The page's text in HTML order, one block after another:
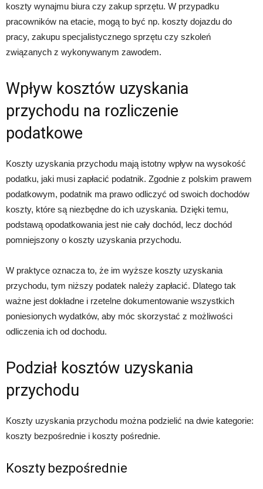
koszty wynajmu biura czy zakup sprzętu. W przypadku
pracowników na etacie, mogą to być np. koszty dojazdu do
pracy, zakupu specjalistycznego sprzętu czy szkoleń
związanych z wykonywanym zawodem.
Wpływ kosztów uzyskania
przychodu na rozliczenie
podatkowe
Koszty uzyskania przychodu mają istotny wpływ na wysokość
podatku, jaki musi zapłacić podatnik. Zgodnie z polskim prawem
podatkowym, podatnik ma prawo odliczyć od swoich dochodów
koszty, które są niezbędne do ich uzyskania. Dzięki temu,
podstawą opodatkowania jest nie cały dochód, lecz dochód
pomniejszony o koszty uzyskania przychodu.
W praktyce oznacza to, że im wyższe koszty uzyskania
przychodu, tym niższy podatek należy zapłacić. Dlatego tak
ważne jest dokładne i rzetelne dokumentowanie wszystkich
poniesionych wydatków, aby móc skorzystać z możliwości
odliczenia ich od dochodu.
Podział kosztów uzyskania
przychodu
Koszty uzyskania przychodu można podzielić na dwie kategorie:
koszty bezpośrednie i koszty pośrednie.
Koszty bezpośrednie